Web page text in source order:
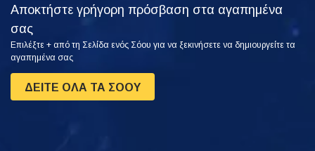
Αποκτήστε γρήγορη πρόσβαση στα αγαπημένα
σας
Επιλέξτε + από τη Σελίδα ενός Σόου για να ξεκινήσετε να δημιουργείτε τα
αγαπημένα σας
ΔΕΙΤΕ ΟΛΑ ΤΑ ΣΟΟΥ